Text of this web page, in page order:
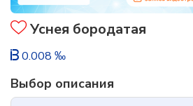
Уснея бородатая
0.008 ‰
Выбор описания